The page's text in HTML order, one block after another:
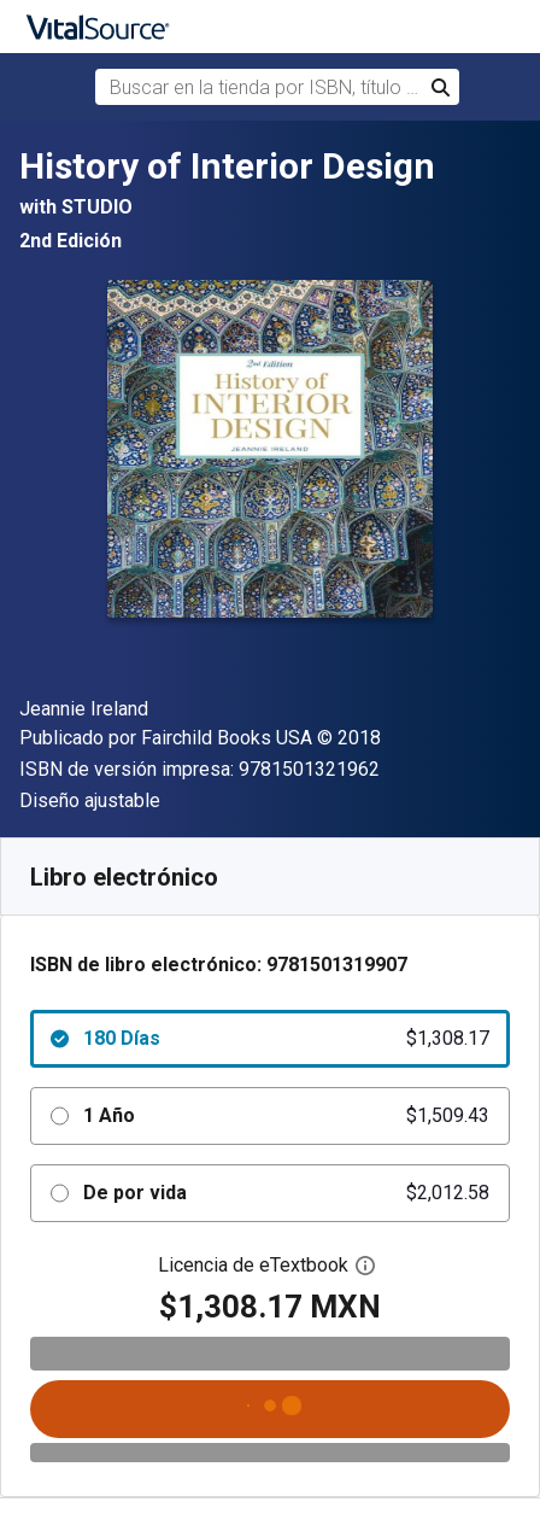
Saltar al contenido principal
Buscar en la tienda por ISBN, título o autor
Buscar
History of Interior Design
with STUDIO
2nd Edición
Autor(es)
Jeannie Ireland
Editor
Publicado por Fairchild Books USA Copyright
© 2018
ISBN de versión impresa: 9781501321962
Formato
Diseño ajustable
Libro electrónico
ISBN de libro electrónico: 9781501319907
180 Días $1,308.17
1 Año $1,509.43
De por vida $2,012.58
Licencia de eTextbook Abre el cuadro de
$1,308.17 MXN